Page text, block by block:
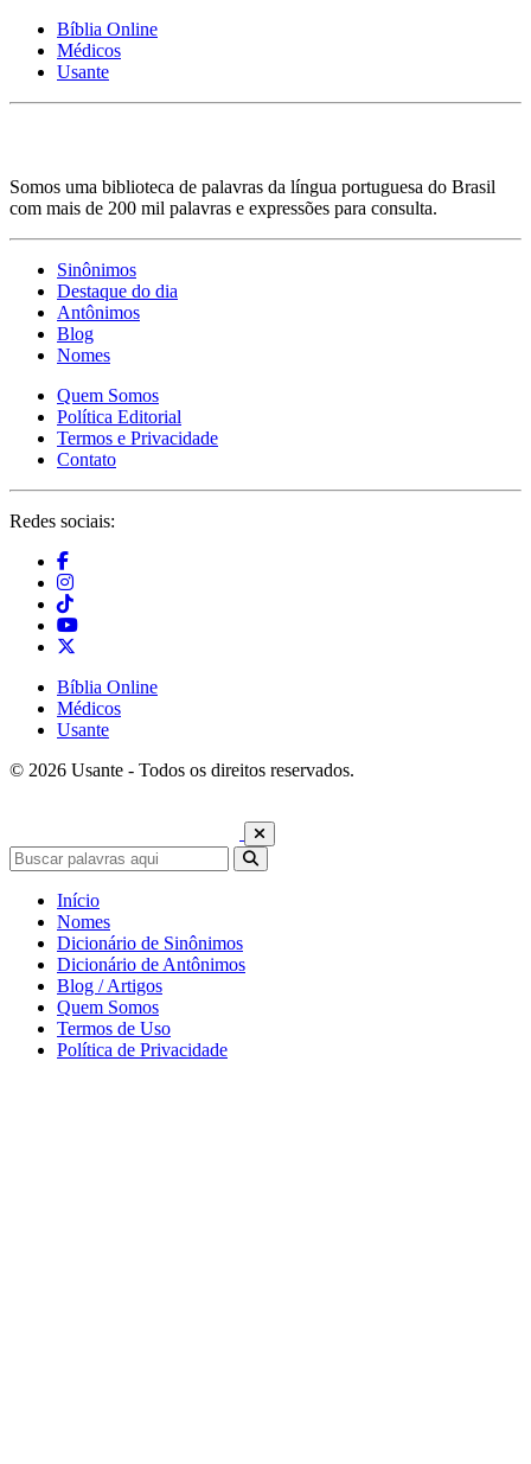
Bíblia Online
Médicos
Usante
Somos uma biblioteca de palavras da língua portuguesa do Brasil
com mais de 200 mil palavras e expressões para consulta.
Sinônimos
Destaque do dia
Antônimos
Blog
Nomes
Quem Somos
Política Editorial
Termos e Privacidade
Contato
Redes sociais:
Bíblia Online
Médicos
Usante
© 2026 Usante - Todos os direitos reservados.
Início
Nomes
Dicionário de Sinônimos
Dicionário de Antônimos
Blog / Artigos
Quem Somos
Termos de Uso
Política de Privacidade